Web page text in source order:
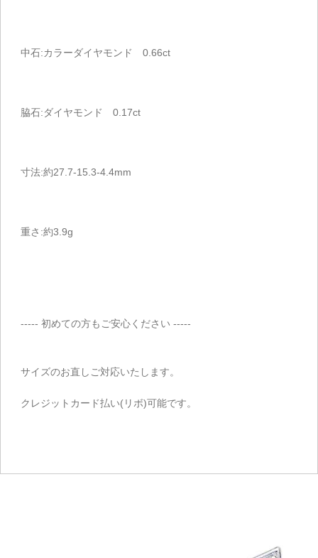
中石:カラーダイヤモンド 0.66ct
脇石:ダイヤモンド 0.17ct
寸法:約27.7-15.3-4.4mm
重さ:約3.9g
----- 初めての方もご安心ください -----
サイズのお直しご対応いたします。
クレジットカード払い(リボ)可能です。